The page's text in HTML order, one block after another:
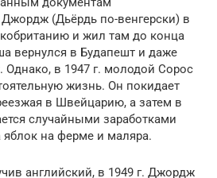
(Дьёрдь по-венгерски) в
и жил там до конца
вернулся в Будапешт и даже
Однако, в 1947 г. молодой Сорос
жизнь. Он покидает
в Швейцарию, а затем в
случайными заработками
на ферме и маляра.
английский, в 1949 г. Джордж